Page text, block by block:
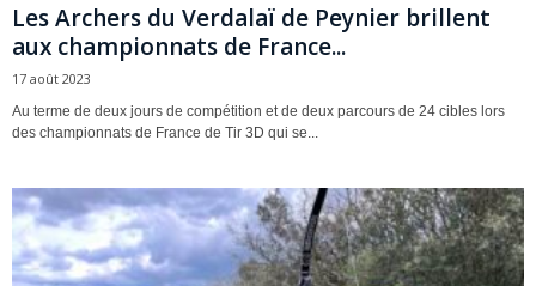
Les Archers du Verdalaï de Peynier brillent
aux championnats de France...
17 août 2023
Au terme de deux jours de compétition et de deux parcours de 24 cibles lors
des championnats de France de Tir 3D qui se...